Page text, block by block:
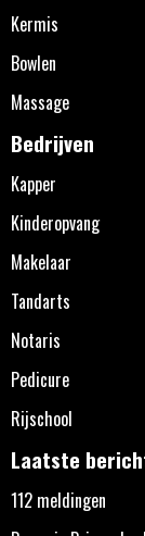
Kermis
Bowlen
Massage
Bedrijven
Kapper
Kinderopvang
Makelaar
Tandarts
Notaris
Pedicure
Rijschool
Laatste
112 meldingen